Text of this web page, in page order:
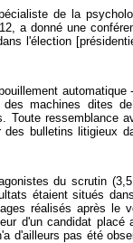
de la
a donné une
l'élection
automatique
machines dites
Toute ressemblance
bulletins litigieux
du scrutin
étaient situés
réalisés après le
d'un candidat placé
d'ailleurs pas été